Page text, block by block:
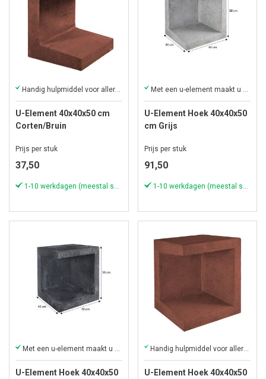
Handig hulpmiddel voor allerlei creatieve constructies
U-Element 40x40x50 cm
Corten/Bruin
Prijs per stuk
37,50
Met een u-element maakt u uw project compleet!
U-Element Hoek 40x40x50
cm Grijs
Prijs per stuk
91,50
U-Element Hoek 40x40x50
U-Element Hoek 40x40x50